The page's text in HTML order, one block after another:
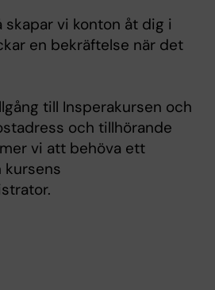
skapar vi konton åt dig i
en bekräftelse när det
till Insperakursen och
och tillhörande
vi att behöva ett
kursens